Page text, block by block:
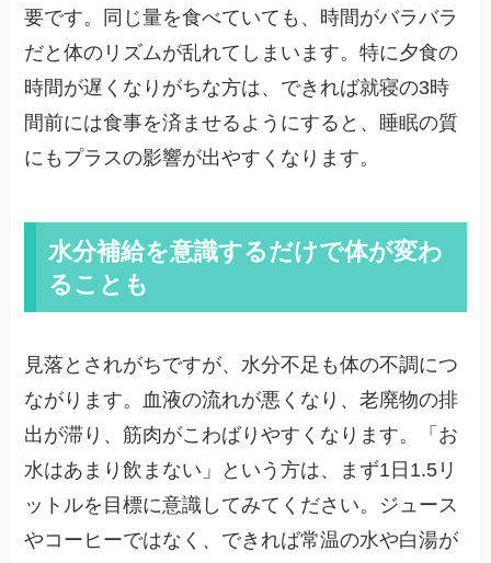
要です。同じ量を食べていても、時間がバラバラ
だと体のリズムが乱れてしまいます。特に夕食の
時間が遅くなりがちな方は、できれば就寝の3時
間前には食事を済ませるようにすると、睡眠の質
にもプラスの影響が出やすくなります。
水分補給を意識するだけで体が変わ
ることも
見落とされがちですが、水分不足も体の不調につ
ながります。血液の流れが悪くなり、老廃物の排
出が滞り、筋肉がこわばりやすくなります。「お
水はあまり飲まない」という方は、まず1日1.5リ
ットルを目標に意識してみてください。ジュース
やコーヒーではなく、できれば常温の水や白湯が